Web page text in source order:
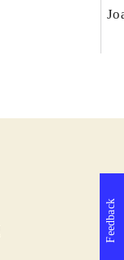
Feedback